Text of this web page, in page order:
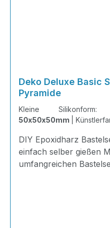
Deko Deluxe Basic
Pyramide
Kleine
50x50x50mm
DIY Epoxidharz
einfach selber gießen
umfangreichen